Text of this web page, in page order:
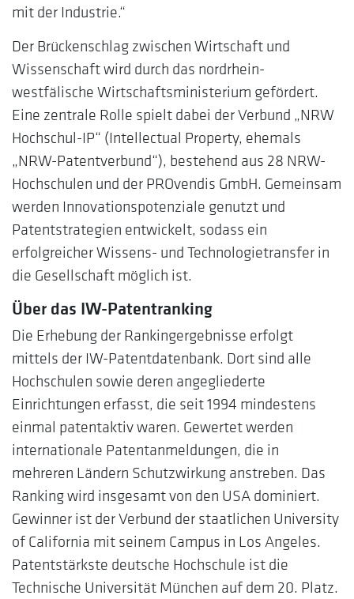
mit der Industrie.“
Der Brückenschlag zwischen Wirtschaft und
Wissenschaft wird durch das nordrhein-
westfälische Wirtschaftsministerium gefördert.
Eine zentrale Rolle spielt dabei der Verbund „NRW
Hochschul-IP“ (Intellectual Property, ehemals
„NRW-Patentverbund“), bestehend aus 28 NRW-
Hochschulen und der PROvendis GmbH. Gemeinsam
werden Innovationspotenziale genutzt und
Patentstrategien entwickelt, sodass ein
erfolgreicher Wissens- und Technologietransfer in
die Gesellschaft möglich ist.
Über das IW-Patentranking
Die Erhebung der Rankingergebnisse erfolgt
mittels der IW-Patentdatenbank. Dort sind alle
Hochschulen sowie deren angegliederte
Einrichtungen erfasst, die seit 1994 mindestens
einmal patentaktiv waren. Gewertet werden
internationale Patentanmeldungen, die in
mehreren Ländern Schutzwirkung anstreben. Das
Ranking wird insgesamt von den USA dominiert.
Gewinner ist der Verbund der staatlichen University
of California mit seinem Campus in Los Angeles.
Patentstärkste deutsche Hochschule ist die
Technische Universität München auf dem 20. Platz.